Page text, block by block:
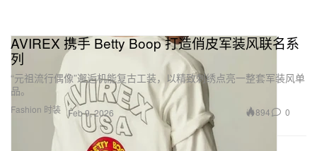
Fashion 时装
AVIREX 携手 Betty Boop 打造俏皮军装风联名系
列
“元祖流行偶像”邂逅机能复古工装，以精致刺绣点亮一整套军装风单
品。
Feb 9, 2026 894 0